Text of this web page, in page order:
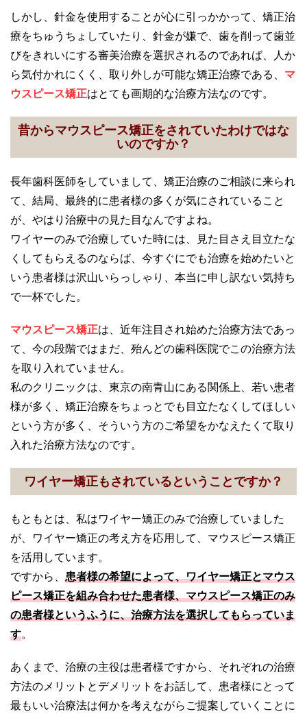
しかし、針金を使用することが心に引っかかって、矯正治
療をちゅうちょしていたり、針金が嫌で、歯を削って歯並
びをきれいにする審美治療を選択されるのであれば、人か
ら気付かれにくく、取り外しが可能な矯正治療である、 マ
ウスピース矯正はとても画期的な治療方法なのです。
昔からマウスピース矯正をされていたわけではな
いのですか？
長年歯科医師をしていまして、矯正治療のご相談に来られ
て、結局、最終的に患者様の多くが気にされていること
が、やはり治療中の見た目なんですよね。
ワイヤーのみで治療していた時には、見た目さえ目立たな
くしてもらえるのならば、今すぐにでも治療を始めたいと
いう患者様は沢山いらっしゃり、本当に申し訳ない気持ち
で一杯でした。
マウスピース矯正は、近年注目され始めた治療方法であっ
て、今の段階ではまだ、殆んどの歯科医院でこの治療方法
を取り入れていません。
私のクリニックは、東京の南青山にある関係上、若い患者
様が多く、矯正治療をちょっとでも目立たなくしてほしい
という方が多く、そういう方のご希望をかなえたくて取り
入れた治療方法なのです。
ワイヤー矯正もされているということですか？
もともとは、私はワイヤー矯正のみで治療していました
が、ワイヤー矯正の考え方を応用して、マウスピース矯正
を活用しています。
ですから、 患者様の希望によって、ワイヤー矯正とマウス
ピース矯正を組み合わせた患者様、マウスピース矯正のみ
の患者様というふうに、治療方法を選択してもらっていま
す。
あくまで、治療の主役は患者様ですから、それぞれの治療
方法のメリットとデメリットをお話して、患者様にとって
最もいい治療法は何かを考えながらご提案していくことに